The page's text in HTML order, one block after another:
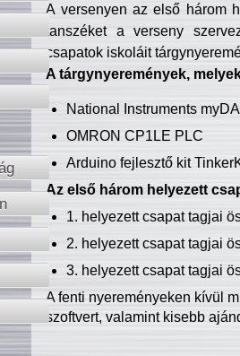
A versenyen az első három
tanszéket a verseny
csapatok iskoláit
A tárgynyeremények,
National Instruments
OMRON CP1LE PLC
Arduino fejlesztő kit
Az első három helyezett
1. helyezett csapat tagjai
2. helyezett csapat tagjai
3. helyezett csapat tagjai
A fenti nyereményeken kívül
szoftvert, valamint kisebb